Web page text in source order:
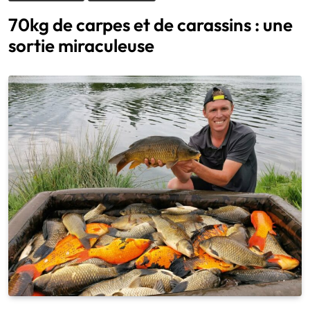
70kg de carpes et de carassins : une
sortie miraculeuse